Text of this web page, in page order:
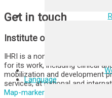
Language
Get in touch
Institute of HIV Research
IHRI is a non-profit organization
for its work, including clinical
mobilization and development
services, at national and
Map-marker-alt